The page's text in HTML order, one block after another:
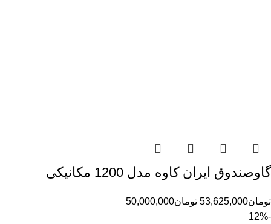
گاوصندوق ایران کاوه مدل 1200 مکانیکی
تومان53,625,000 تومان50,000,000
-12%